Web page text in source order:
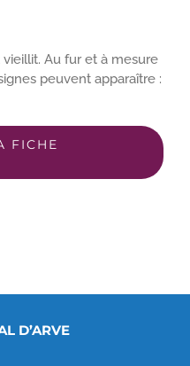
Au fur et à mesure
peuvent apparaître :
FICHE
D’ARVE